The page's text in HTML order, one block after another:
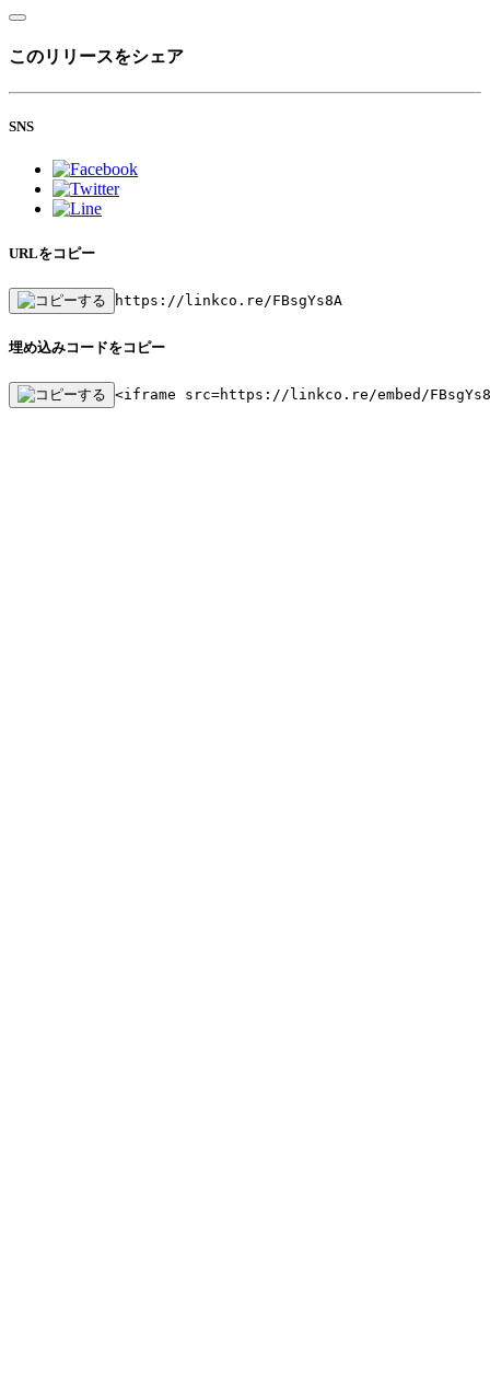
このリリースをシェア
SNS
URLをコピー
https://linkco.re/FBsgYs8A
埋め込みコードをコピー
<iframe src=https://linkco.re/embed/